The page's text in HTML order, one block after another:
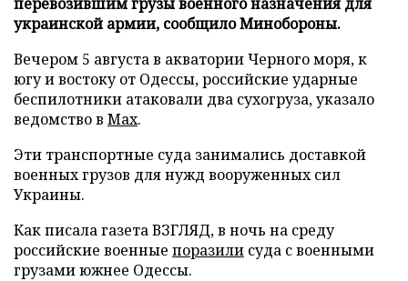
украинской армии, сообщило Минобороны.
Вечером 5 августа в акватории Черного моря, к
югу и востоку от Одессы, российские ударные
беспилотники атаковали два сухогруза, указало
ведомство в Max.
Эти транспортные суда занимались доставкой
военных грузов для нужд вооруженных сил
Украины.
Как писала газета ВЗГЛЯД, в ночь на среду
российские военные поразили суда с военными
грузами южнее Одессы.